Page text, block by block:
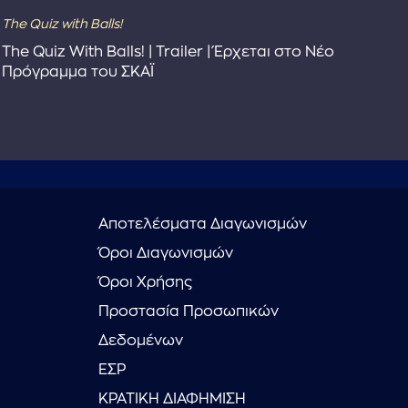
The Quiz with Balls!
The Quiz With Balls! | Trailer | Έρχεται στο Νέο
Πρόγραμμα του ΣΚΑΪ
Αποτελέσματα Διαγωνισμών
Όροι Διαγωνισμών
Όροι Χρήσης
Προστασία Προσωπικών
Δεδομένων
ΕΣΡ
ΚΡΑΤΙΚΗ ΔΙΑΦΗΜΙΣΗ